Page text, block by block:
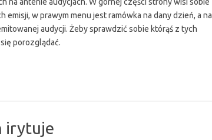
emisji, w prawym menu jest ramówka na dany dzień, a na
audycji. Żeby sprawdzić sobie którąś z tych
porozglądać.
irytuje